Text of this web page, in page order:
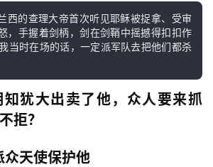
，手握着剑柄，剑在剑鞘中摇撼得扣扣作
当时在场的话，一定派军队去把他们都杀
知犹大出卖了他，众人要来抓
拒？
众天使保护他